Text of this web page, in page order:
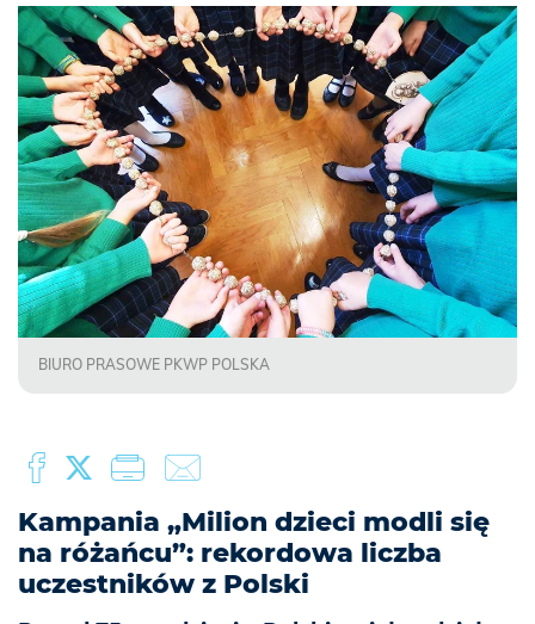
BIURO PRASOWE PKWP POLSKA
Kampania „Milion dzieci modli się
na różańcu”: rekordowa liczba
uczestników z Polski